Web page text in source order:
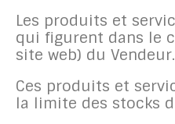
Les produits et
qui figurent dans le
site web) du Vendeur.
Ces produits et
la limite des stocks